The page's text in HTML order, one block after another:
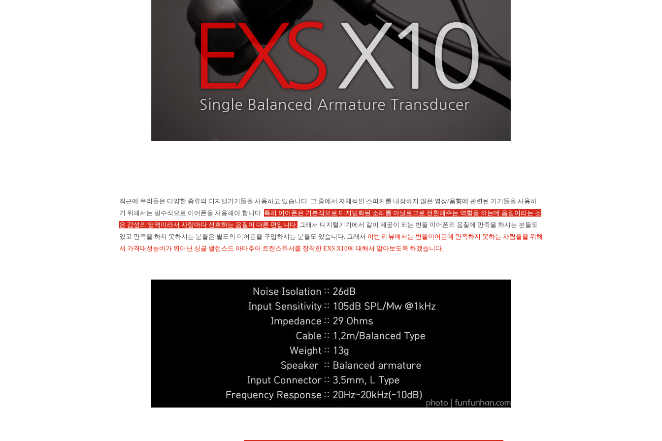
최근에 우리들은 다양한 종류의 디지털기기들을 사용하고 있습니다. 그 중에서 자체적인 스피커를 내장하지 않은 영상/음향에 관련된 기기들을 사용하
기 위해서는 필수적으로 이어폰을 사용해야 합니다. 특히 이어폰은 기본적으로 디지털화된 소리를 아날로그로 전환해주는 역할을 하는데 음질이라는 것
은 감성의 영역이라서 사람마다 선호하는 음질이 다른 편입니다. 그래서 디지털기기에서 같이 제공이 되는 번들 이어폰의 음질에 만족을 하시는 분들도
있고 만족을 하지 못하시는 분들은 별도의 이어폰을 구입하시는 분들도 있습니다. 그래서 이번 리뷰에서는 번들이어폰에 만족하지 못하는 사람들을 위해
서 가격대성능비가 뛰어난 싱글 밸런스드 아마추어 트랜스듀서를 장착한 EXS X10에 대해서 알아보도록 하겠습니다.